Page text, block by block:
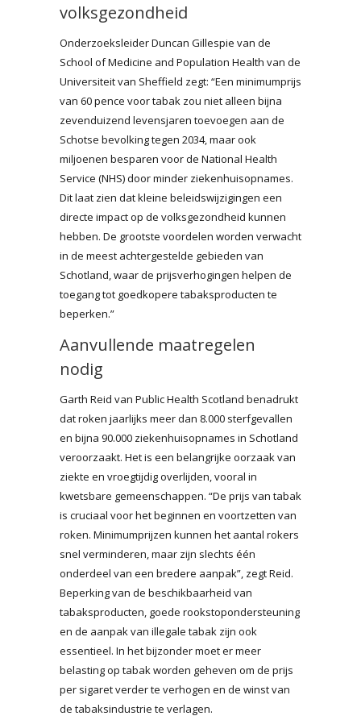
volksgezondheid
Onderzoeksleider Duncan Gillespie van de
School of Medicine and Population Health van de
Universiteit van Sheffield zegt: “Een minimumprijs
van 60 pence voor tabak zou niet alleen bijna
zevenduizend levensjaren toevoegen aan de
Schotse bevolking tegen 2034, maar ook
miljoenen besparen voor de National Health
Service (NHS) door minder ziekenhuisopnames.
Dit laat zien dat kleine beleidswijzigingen een
directe impact op de volksgezondheid kunnen
hebben. De grootste voordelen worden verwacht
in de meest achtergestelde gebieden van
Schotland, waar de prijsverhogingen helpen de
toegang tot goedkopere tabaksproducten te
beperken.”
Aanvullende maatregelen
nodig
Garth Reid van Public Health Scotland benadrukt
dat roken jaarlijks meer dan 8.000 sterfgevallen
en bijna 90.000 ziekenhuisopnames in Schotland
veroorzaakt. Het is een belangrijke oorzaak van
ziekte en vroegtijdig overlijden, vooral in
kwetsbare gemeenschappen. “De prijs van tabak
is cruciaal voor het beginnen en voortzetten van
roken. Minimumprijzen kunnen het aantal rokers
snel verminderen, maar zijn slechts één
onderdeel van een bredere aanpak”, zegt Reid.
Beperking van de beschikbaarheid van
tabaksproducten, goede rookstopondersteuning
en de aanpak van illegale tabak zijn ook
essentieel. In het bijzonder moet er meer
belasting op tabak worden geheven om de prijs
per sigaret verder te verhogen en de winst van
de tabaksindustrie te verlagen.